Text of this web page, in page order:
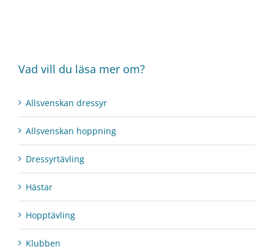
Vad vill du läsa mer om?
Allsvenskan dressyr
Allsvenskan hoppning
Dressyrtävling
Hästar
Hopptävling
Klubben